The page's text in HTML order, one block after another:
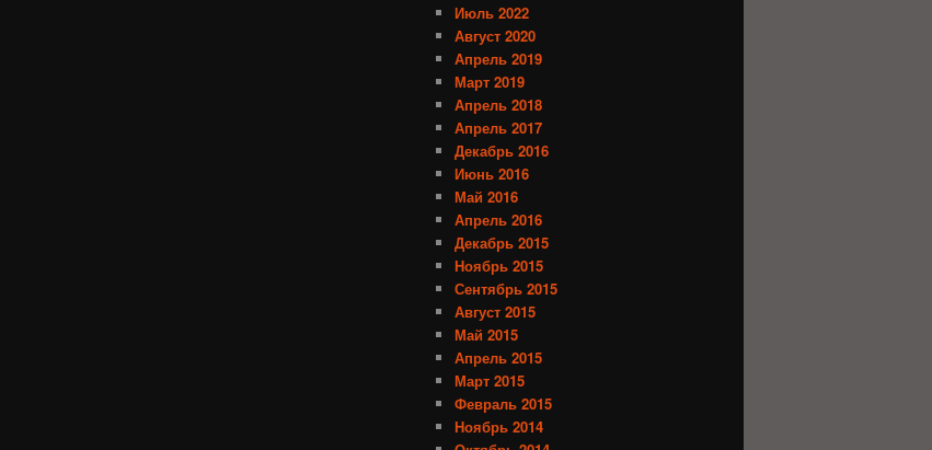
Июль 2022
Август 2020
Апрель 2019
Март 2019
Апрель 2018
Апрель 2017
Декабрь 2016
Июнь 2016
Май 2016
Апрель 2016
Декабрь 2015
Ноябрь 2015
Сентябрь 2015
Август 2015
Май 2015
Апрель 2015
Март 2015
Февраль 2015
Ноябрь 2014